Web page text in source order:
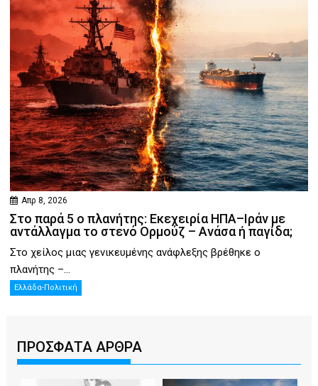
Απρ 8, 2026
Στο παρά 5 ο πλανήτης: Εκεχειρία ΗΠΑ–Ιράν με
αντάλλαγμα το στενό Ορμούζ – Ανάσα ή παγίδα;
Στο χείλος μιας γενικευμένης ανάφλεξης βρέθηκε ο
πλανήτης –...
Ελλάδα-Πολιτική
ΠΡΟΣΦΑΤΑ ΑΡΘΡΑ